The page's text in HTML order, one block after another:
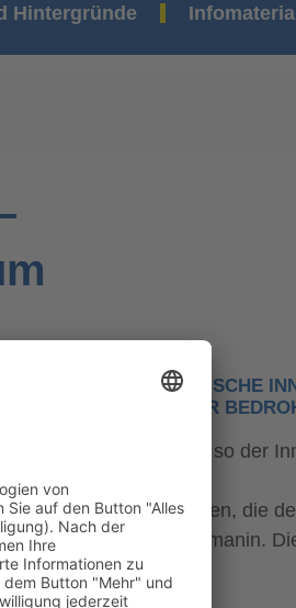
Hintergründe
HAT DER FRANZÖSISCHE
UND DAS OPFER
der Moschee geteilt, so der
und Vereinigungen, die
Lehrer, sagte Darmanin.